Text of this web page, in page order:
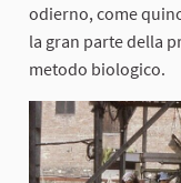
odierno, come
la gran parte della
metodo biologico.